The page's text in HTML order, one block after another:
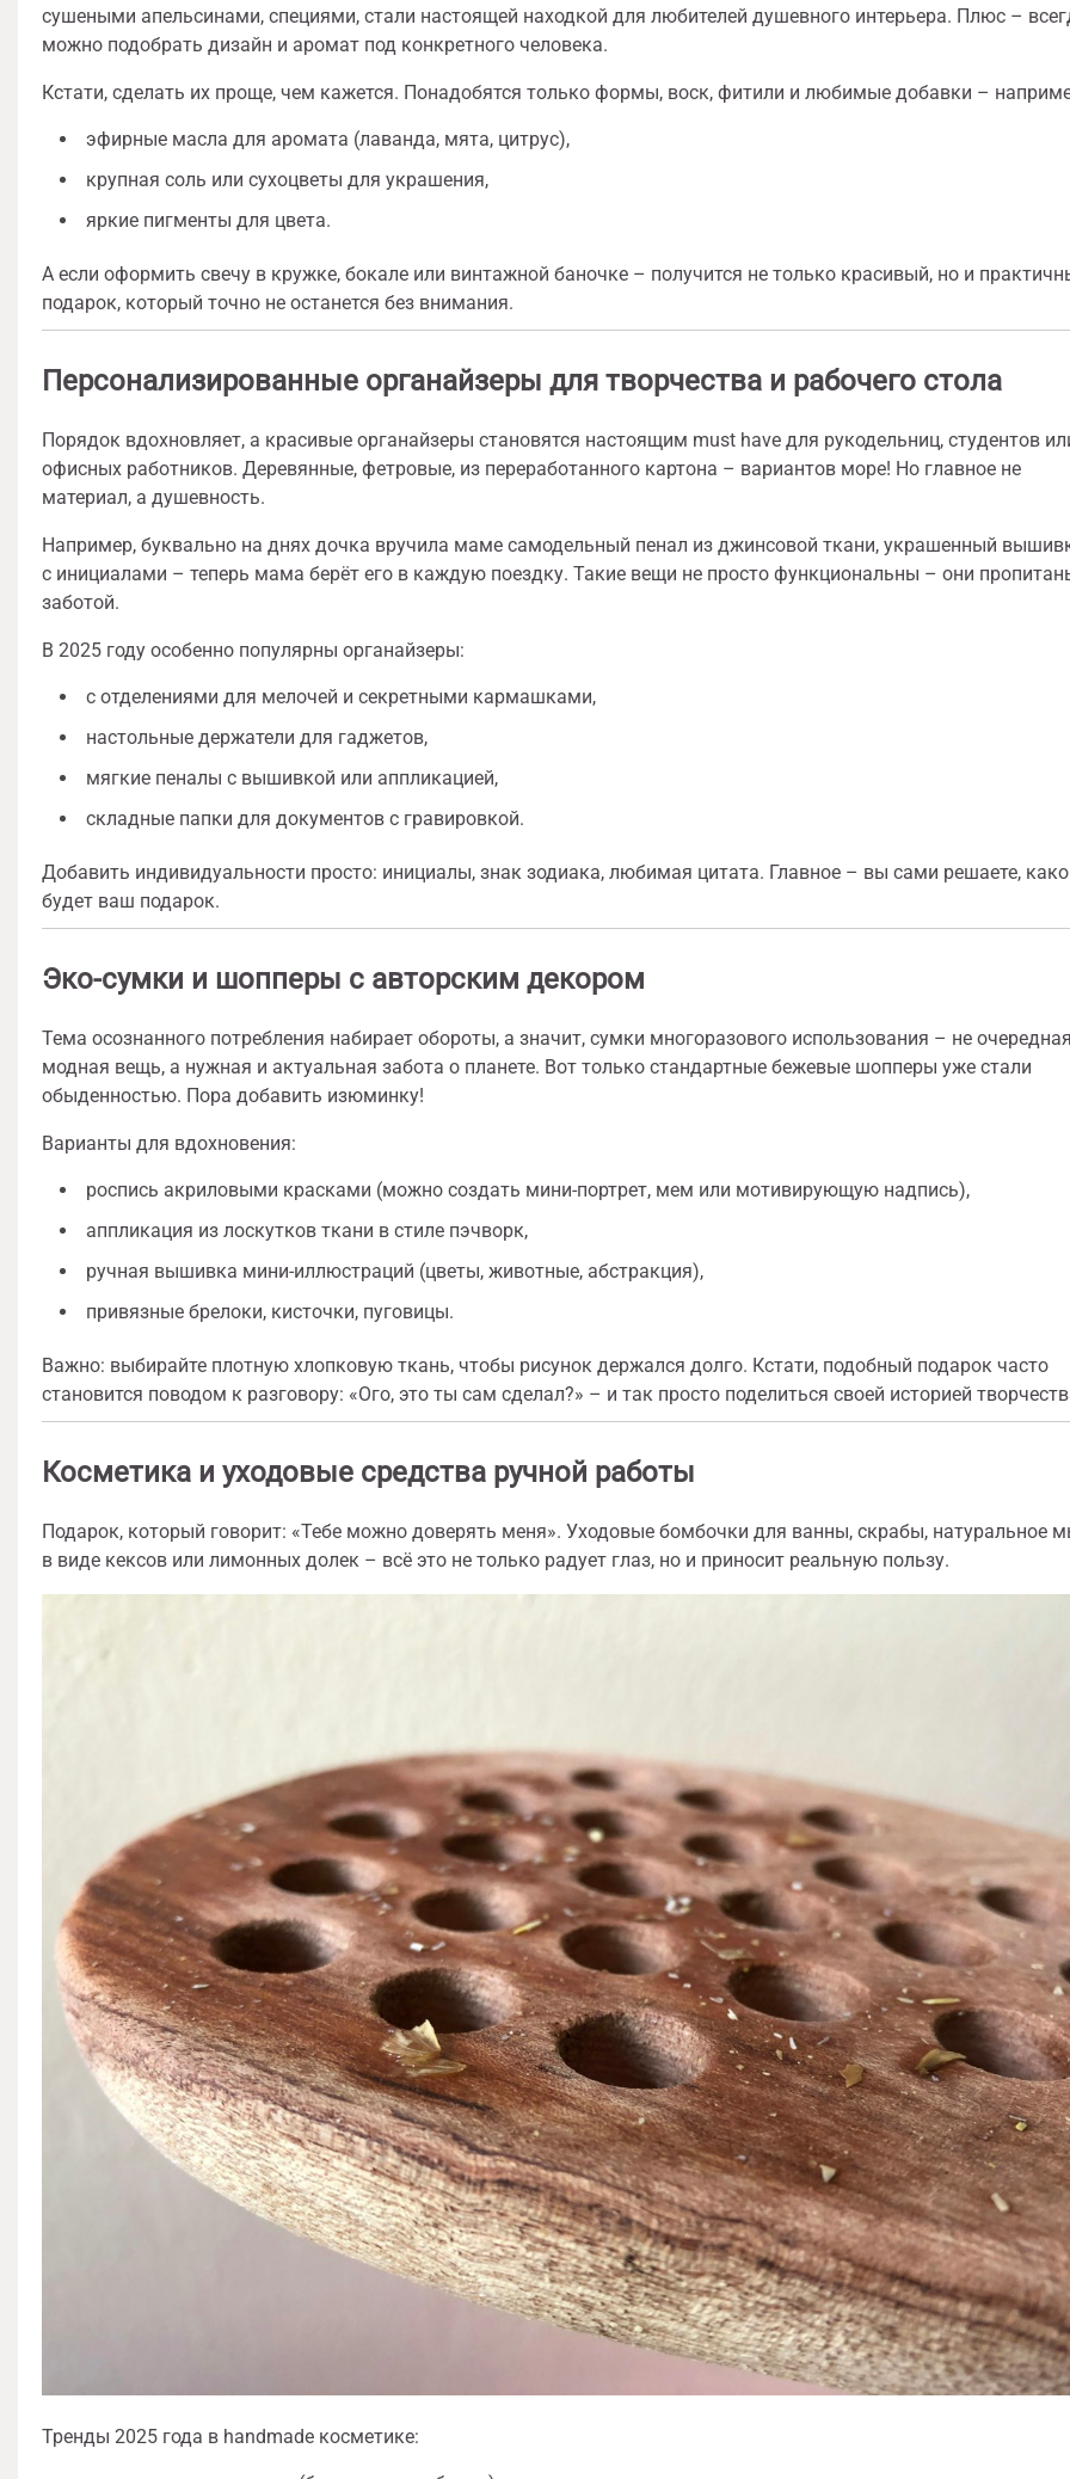
сушеными апельсинами, специями, стали настоящей находкой для любителей душевного интерьера. Плюс –
можно подобрать дизайн и аромат под конкретного человека.
Кстати, сделать их проще, чем кажется. Понадобятся только формы, воск, фитили и любимые добавки –
эфирные масла для аромата (лаванда, мята, цитрус),
крупная соль или сухоцветы для украшения,
яркие пигменты для цвета.
А если оформить свечу в кружке, бокале или винтажной баночке – получится не только красивый, но и
подарок, который точно не останется без внимания.
Персонализированные органайзеры для творчества и рабочего стола
Порядок вдохновляет, а красивые органайзеры становятся настоящим must have для рукодельниц, студентов
офисных работников. Деревянные, фетровые, из переработанного картона – вариантов море! Но главное не
материал, а душевность.
Например, буквально на днях дочка вручила маме самодельный пенал из джинсовой ткани, украшенный
с инициалами – теперь мама берёт его в каждую поездку. Такие вещи не просто функциональны – они
заботой.
В 2025 году особенно популярны органайзеры:
с отделениями для мелочей и секретными кармашками,
настольные держатели для гаджетов,
мягкие пеналы с вышивкой или аппликацией,
складные папки для документов с гравировкой.
Добавить индивидуальности просто: инициалы, знак зодиака, любимая цитата. Главное – вы сами решаете,
будет ваш подарок.
Эко-сумки и шопперы с авторским декором
Тема осознанного потребления набирает обороты, а значит, сумки многоразового использования – не
модная вещь, а нужная и актуальная забота о планете. Вот только стандартные бежевые шопперы уже стали
обыденностью. Пора добавить изюминку!
Варианты для вдохновения:
роспись акриловыми красками (можно создать мини-портрет, мем или мотивирующую надпись),
аппликация из лоскутков ткани в стиле пэчворк,
ручная вышивка мини-иллюстраций (цветы, животные, абстракция),
привязные брелоки, кисточки, пуговицы.
Важно: выбирайте плотную хлопковую ткань, чтобы рисунок держался долго. Кстати, подобный подарок часто
становится поводом к разговору: «Ого, это ты сам сделал?» – и так просто поделиться своей историей
Косметика и уходовые средства ручной работы
Подарок, который говорит: «Тебе можно доверять меня». Уходовые бомбочки для ванны, скрабы, натуральное
в виде кексов или лимонных долек – всё это не только радует глаз, но и приносит реальную пользу.
Тренды 2025 года в handmade косметике: